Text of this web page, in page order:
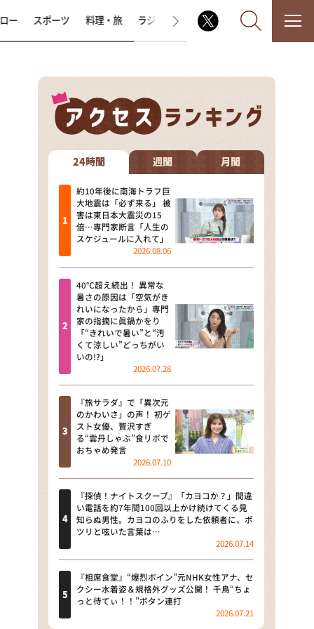
なるみ・岡村の過ぎるTV
相席食堂
これ余談なんですけど・・・
～人生密着トークバラエティ！
～ やすとものいたって真剣です
探偵！ナイトスクープ
news おかえり
河合＆A.B.C-Z塚田×福井アナ
「なんでやねん！？」（news お
かえり）
DAIGOも台所 ～きょうの献立 何
にする？～
本日はダイアンなり！シーズン２
朝だ！生です旅サラダ
教えて！ニュースライブ 正義の
ミカタ
ＬＩＦＥ～夢のカタチ～
新婚さんいらっしゃい！
ポツンと一軒家
ザキ山小屋本館
ー スポーツ 料理・旅 ラジオ番組 その他
24時間 週間 月間
約10年後に南海トラフ巨
大地震は「必ず来る」 被
害は東日本大震災の15
倍…専門家断言「人生の
スケジュールに入れて」
2026.08.06
40℃超え続出！ 異常な
暑さの原因は「空気がき
れいになったから」専門
家の指摘に眞鍋かをり
「“きれいで暑い”と“汚
くて涼しい”どっちがい
いの!?」
2026.07.28
『旅サラダ』で「異次元
のかわいさ」の声！ 初ゲ
スト女優、贅沢すぎ
る“雲丹しゃぶ”食リポで
おちゃめ発言
2026.07.10
『探偵！ナイトスクープ』「カヨコか？」間違
い電話を約7年間100回以上かけ続けてくる見
知らぬ男性。カヨコのふりをした依頼者に、ポ
ツリと呟いた言葉は…
2026.07.14
『相席食堂』“爆烈ボイン”元NHK女性アナ、セ
クシー水着姿＆規格外グッズ公開！ 千鳥“ちょ
っと待てぃ！！”ボタン連打
2026.07.21